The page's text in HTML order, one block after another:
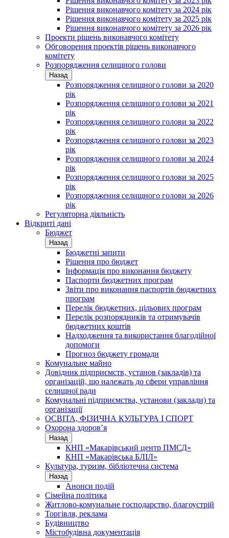
Рішення виконавчого комітету за 2024 рік
Рішення виконавчого комітету за 2025 рік
Рішення виконавчого комітету за 2026 рік
Проекти рішень виконавчого комітету
Обговорення проектів рішень виконавчого
комітету
Розпорядження селищного голови
Назад
Розпорядження селищного голови за 2020
рік
Розпорядження селищного голови за 2021
рік
Розпорядження селищного голови за 2022
рік
Розпорядження селищного голови за 2023
рік
Розпорядження селищного голови за 2024
рік
Розпорядження селищного голови за 2025
рік
Розпорядження селищного голови за 2026
рік
Регуляторна діяльність
Відкриті дані
Бюджет
Назад
Бюджетні запити
Рішення про бюджет
Інформація про виконання бюджету
Паспорти бюджетних програм
Звіти про виконання паспортів бюджетних
програм
Перелік бюджетних, цільових програм
Перелік розпорядників та отримувачів
бюджетних коштів
Надходження та використання благодійної
допомоги
Прогноз бюджету громади
Комунальне майно
Довідник підприємств, установ (закладів) та
організацій, що належать до сфери управління
селищної ради
Комунальні підприємства, установи (заклади) та
організації
ОСВІТА, ФІЗИЧНА КУЛЬТУРА І СПОРТ
Охорона здоров’я
Назад
КНП «Макарівський центр ПМСД»
КНП «Макарівська БЛІЛ»
Культура, туризм, бібліотечна система
Назад
Анонси подій
Сімейна політика
Житлово-комунальне господарство, благоустрій
Торгівля, реклама
Будівництво
Містобудівна документація